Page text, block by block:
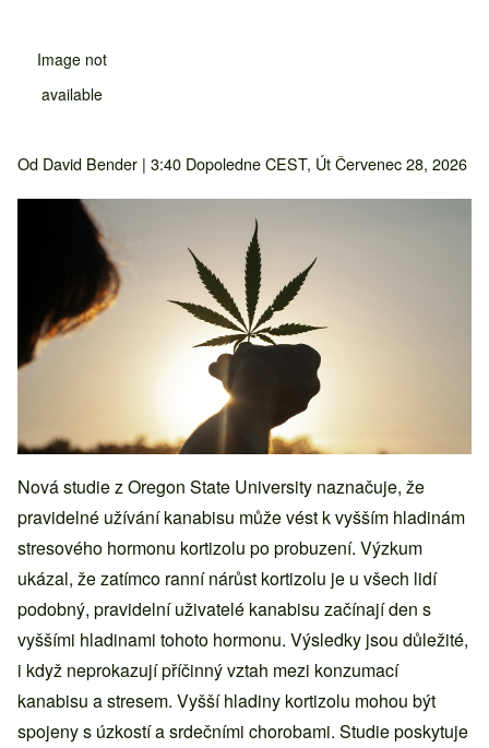
Image not
available
Od David Bender | 3:40 Dopoledne CEST, Út Červenec 28, 2026
Nová studie z Oregon State University naznačuje, že
pravidelné užívání kanabisu může vést k vyšším hladinám
stresového hormonu kortizolu po probuzení. Výzkum
ukázal, že zatímco ranní nárůst kortizolu je u všech lidí
podobný, pravidelní uživatelé kanabisu začínají den s
vyššími hladinami tohoto hormonu. Výsledky jsou důležité,
i když neprokazují příčinný vztah mezi konzumací
kanabisu a stresem. Vyšší hladiny kortizolu mohou být
spojeny s úzkostí a srdečními chorobami. Studie poskytuje